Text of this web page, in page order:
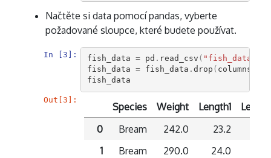
Načtěte si data pomocí pandas, vyberte
požadované sloupce, které budete používat.
In [3]: fish_data = pd . read_csv (
fish_data = fish_data . drop ( columns
fish_data
Out[3]:
Species Weight Length1
0
Bream 242.0 23.2
1
Bream 290.0 24.0